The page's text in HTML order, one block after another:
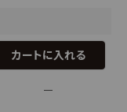
カートに入れる
—